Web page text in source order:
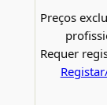
Preços
Requer